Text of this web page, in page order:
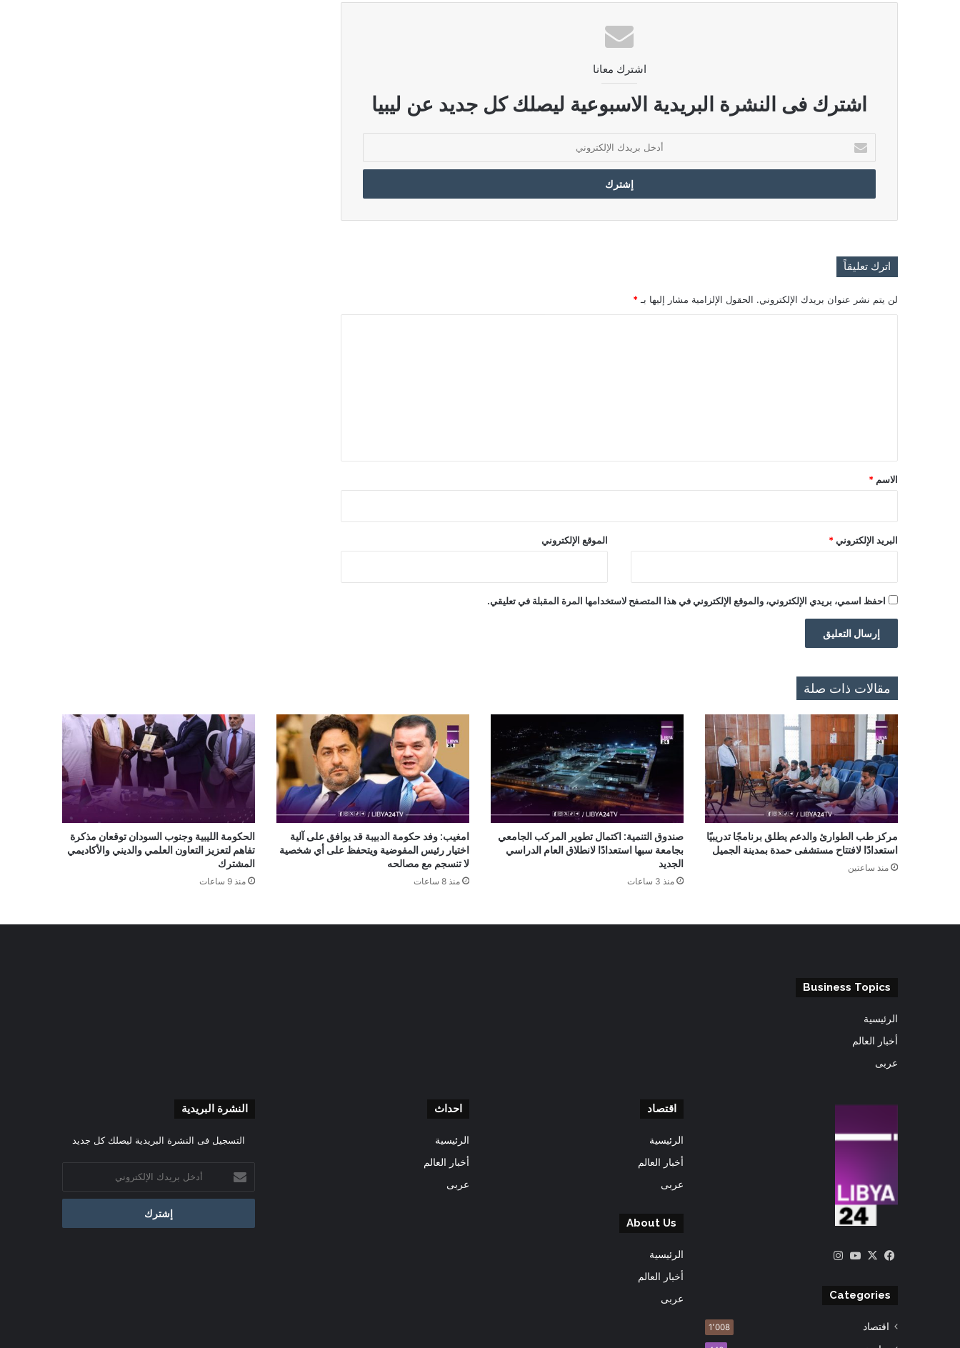
اشترك معانا
اشترك فى النشرة البريدية الاسبوعية ليصلك كل جديد عن ليبيا
بريدك
الإلكتروني
اترك تعليقاً
لن يتم نشر عنوان بريدك الإلكتروني. الحقول الإلزامية مشار إليها بـ *
*
الاسم *
البريد الإلكتروني * الموقع الإلكتروني
احفظ اسمي، بريدي الإلكتروني، والموقع الإلكتروني في هذا المتصفح لاستخدامها المرة المقبلة في تعليقي.
مقالات ذات صلة
مركز طب الطوارئ والدعم يطلق برنامجًا تدريبيًا
استعدادًا لافتتاح مستشفى حمدة بمدينة الجميل
منذ ساعتين
صندوق التنمية: اكتمال تطوير المركب الجامعي
بجامعة سبها استعدادًا لانطلاق العام الدراسي
الجديد
منذ 3 ساعات
امغيب: وفد حكومة الدبيبة قد يوافق على آلية
اختيار رئيس المفوضية ويتحفظ على أي شخصية
لا تنسجم مع مصالحه
منذ 8 ساعات
الحكومة الليبية وجنوب السودان توقعان مذكرة
تفاهم لتعزيز التعاون العلمي والديني والأكاديمي
المشترك
منذ 9 ساعات
Business Topics
الرئيسية
أخبار العالم
عربى
فيسبوك
‫X
‫YouTube
Categories
اقتصاد 1٬008
اقتصاد
الرئيسية
أخبار العالم
عربى
About Us
الرئيسية
أخبار العالم
عربى
احداث
الرئيسية
أخبار العالم
عربى
النشرة البريدية
التسجيل فى النشرة البريدية ليصلك كل جديد
بريدك
الإلكتروني